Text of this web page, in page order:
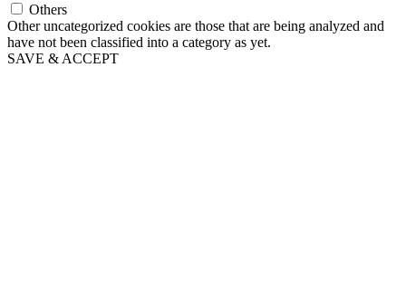
Others
Other uncategorized cookies are those that are being analyzed and
have not been classified into a category as yet.
SAVE & ACCEPT